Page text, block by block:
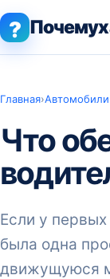
?
Главная›Автомобили
Что
Если у
была одна
движущуюся